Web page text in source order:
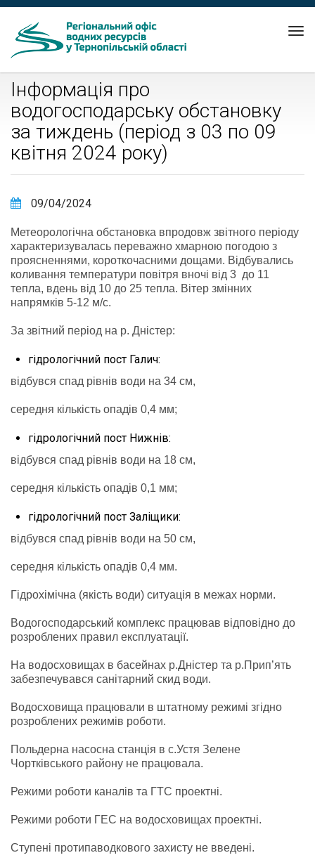
Інформація про
водогосподарську обстановку
за тиждень (період з 03 по 09
квітня 2024 року)
09/04/2024
Метеорологічна обстановка впродовж звітного періоду
характеризувалась переважно хмарною погодою з
проясненнями, короткочасними дощами. Відбувались
коливання температури повітря вночі від 3 до 11
тепла, вдень від 10 до 25 тепла. Вітер змінних
напрямків 5-12 м/с.
За звітний період на р. Дністер:
гідрологічний пост Галич:
відбувся спад рівнів води на 34 см,
середня кількість опадів 0,4 мм;
гідрологічний пост Нижнів:
відбувся спад рівнів води на 18 см,
середня кількість опадів 0,1 мм;
гідрологічний пост Заліщики:
відбувся спад рівнів води на 50 см,
середня кількість опадів 0,4 мм.
Гідрохімічна (якість води) ситуація в межах норми.
Водогосподарський комплекс працював відповідно до
розроблених правил експлуатації.
На водосховищах в басейнах р.Дністер та р.Прип’ять
забезпечувався санітарний скид води.
Водосховища працювали в штатному режимі згідно
розроблених режимів роботи.
Польдерна насосна станція в с.Устя Зелене
Чортківського району не працювала.
Режими роботи каналів та ГТС проектні.
Режими роботи ГЕС на водосховищах проектні.
Ступені протипаводкового захисту не введені.